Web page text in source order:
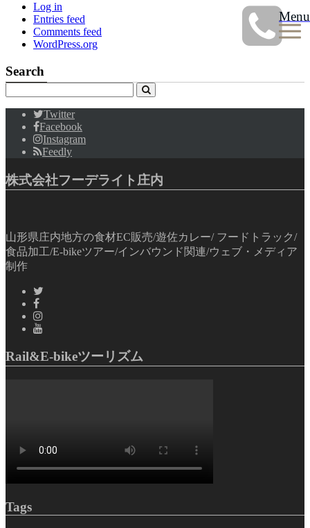
Menu
Log in
Entries feed
Comments feed
WordPress.org
Search
Twitter
Facebook
Instagram
Feedly
株式会社フーデライト庄内
山形県庄内地方の食材EC販売/遊佐カレー/ フードトラック/
食品加工/E-bikeツアー/インバウンド関連/ウェブ・メディア
制作
Rail&E-bikeツーリズム
Tags